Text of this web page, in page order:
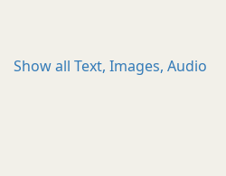
Show all Text, Images, Audio